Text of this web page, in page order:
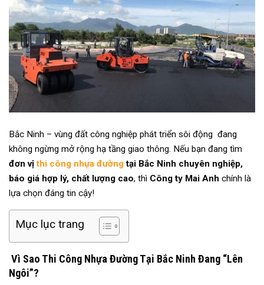
Bắc Ninh – vùng đất công nghiệp phát triển sôi động đang
không ngừng mở rộng hạ tầng giao thông. Nếu bạn đang tìm
đơn vịthi công nhựa đườngtại Bắc Ninh chuyên nghiệp,
báo giá hợp lý, chất lượng cao, thì Công ty Mai Anh chính là
lựa chọn đáng tin cậy!
Mục lục trang
Vì Sao Thi Công Nhựa Đường Tại Bắc Ninh Đang “Lên
Ngôi”?